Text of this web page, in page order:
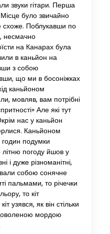
звуки гітари. Перша
було звичайно
Поблукавши по
несмачно
на Канарах була
в каньйон на
з собою
що ми в босоніжках
каньйоном
мовляв, вам потрібні
Але які тут
нас у каньйон
Каньйоном
годин подумки
погоду йшов у
і дуже різноманітні,
собою сонячне
пальмами, то річечки
то кіт
узявся, як він стільки
мордою